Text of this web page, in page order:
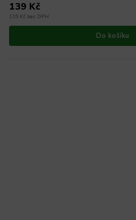
115 Kč bez DPH
139 Kč
Do košíku